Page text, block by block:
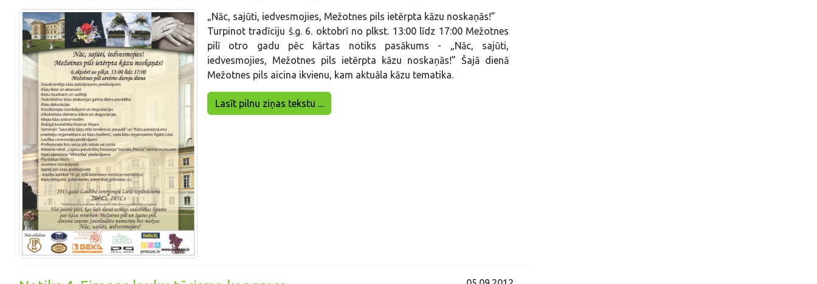
„Nāc, sajūti, iedvesmojies, Mežotnes pils ietērpta kāzu noskaņās!”
Turpinot tradīciju š.g. 6. oktobrī no plkst. 13:00 līdz 17:00 Mežotnes
pilī otro gadu pēc kārtas notiks pasākums - „Nāc, sajūti,
iedvesmojies, Mežotnes pils ietērpta kāzu noskaņās!” Šajā dienā
Mežotnes pils aicina ikvienu, kam aktuāla kāzu tematika.
Lasīt pilnu ziņas tekstu ...